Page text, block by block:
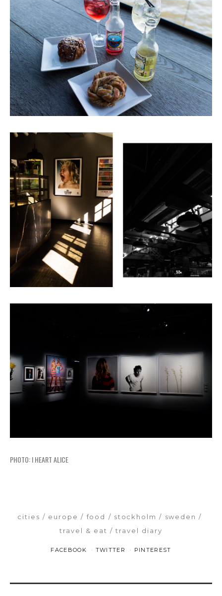
PHOTO: I HEART ALICE
cities europe food stockholm
sweden
travel & eat
travel diary
FACEBOOK TWITTER PINTEREST